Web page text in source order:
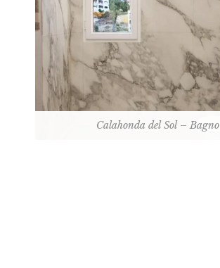
Calahonda del Sol – Bagno